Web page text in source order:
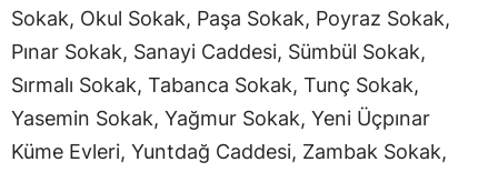
Sokak, Okul Sokak, Paşa Sokak, Poyraz Sokak,
Pınar Sokak, Sanayi Caddesi, Sümbül Sokak,
Sırmalı Sokak, Tabanca Sokak, Tunç Sokak,
Yasemin Sokak, Yağmur Sokak, Yeni Üçpınar
Küme Evleri, Yuntdağ Caddesi, Zambak Sokak,